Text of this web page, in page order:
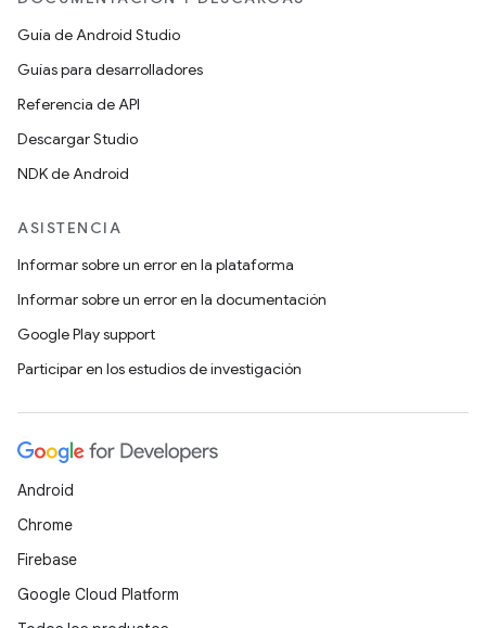
Guía de Android Studio
Guías para desarrolladores
Referencia de API
Descargar Studio
NDK de Android
ASISTENCIA
Informar sobre un error en la plataforma
Informar sobre un error en la documentación
Google Play support
Participar en los estudios de investigación
Android
Chrome
Firebase
Google Cloud Platform